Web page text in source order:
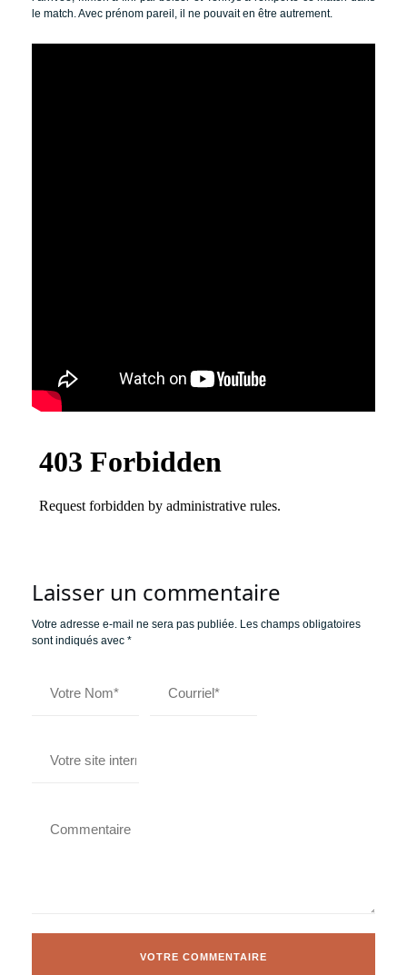
le match. Avec prénom pareil, il ne pouvait en être autrement.
Laisser un commentaire
Votre adresse e-mail ne sera pas publiée. Les champs obligatoires
sont indiqués avec *